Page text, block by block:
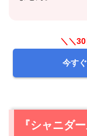
＼＼
今す
『シャニダ